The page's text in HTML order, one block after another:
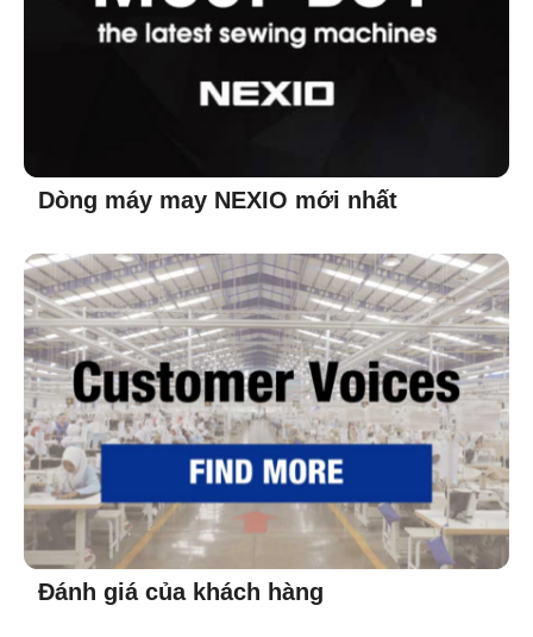
Dòng máy may NEXIO mới nhất
Đánh giá của khách hàng